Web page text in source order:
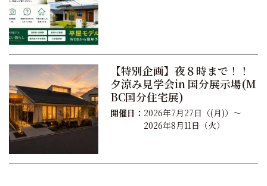
【特別企画】夜８時まで！！
夕涼み見学会in 国分展示場(M
BC国分住宅展)
開催日： 2026年7月27日（(月)）～
2026年8月11日（火）